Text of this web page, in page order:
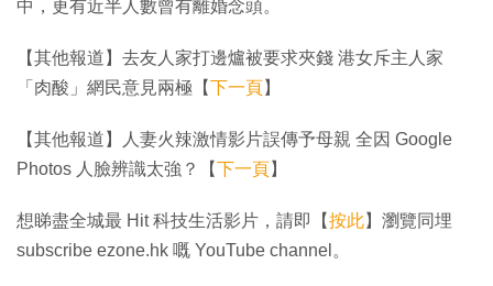
中，更有近半人數曾有離婚念頭。
【其他報道】去友人家打邊爐被要求夾錢 港女斥主人家
「肉酸」網民意見兩極【下一頁】
【其他報道】人妻火辣激情影片誤傳予母親 全因 Google
Photos 人臉辨識太強？【下一頁】
想睇盡全城最 Hit 科技生活影片，請即【按此】瀏覽同埋
subscribe ezone.hk 嘅 YouTube channel。